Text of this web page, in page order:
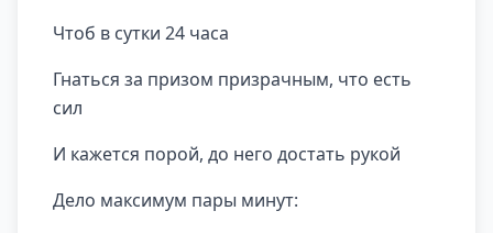
Чтоб в сутки 24 часа
Гнаться за призом призрачным, что есть
сил
И кажется порой, до него достать рукой
Дело максимум пары минут: